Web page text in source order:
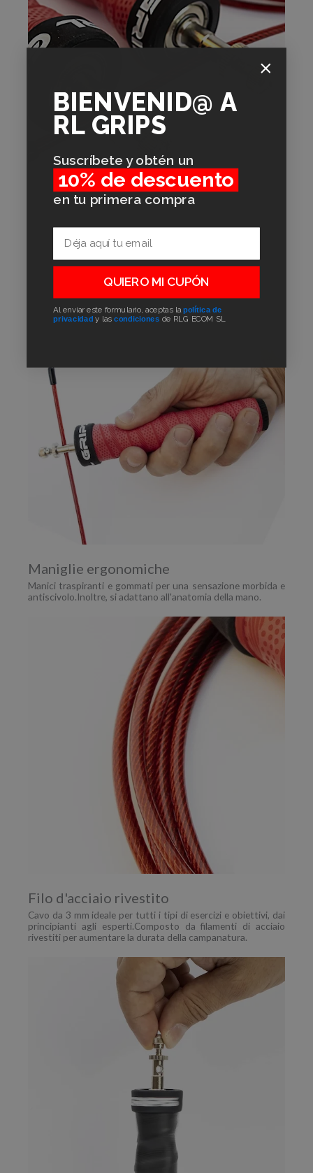
Cavo regolabile
Regolare il cavo alla lunghezza ideale per la propria altezza
desidera, è possibile tagliare il cavo in eccesso.
Maniglie ergonomiche
Manici traspiranti e gommati per una sensazione morbida e
antiscivolo.Inoltre, si adattano all'anatomia della mano.
Filo d'acciaio rivestito
Cavo da 3 mm ideale per tutti i tipi di esercizi e obiettivi, dai
principianti agli esperti.Composto da filamenti di acciaio
rivestiti per aumentare la durata della campanatura.
BIENVENID@ A
RL GRIPS
Suscríbete y obtén un
10% de descuento
en tu primera compra
QUIERO MI CUPÓN
Al enviar este formulario, aceptas lapolítica de
privacidad y las condiciones de RLG ECOM SL